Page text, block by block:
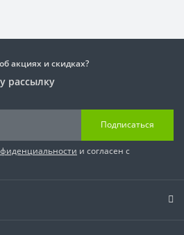
акциях и скидках?
рассылку
Подписаться
и согласен с